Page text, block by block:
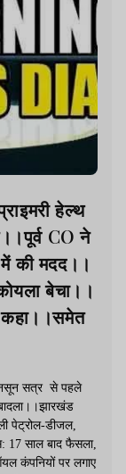
हेल्थ
CO ने
की मदद।।
बेचा।।
सत्र से पहले
पेट्रोल-डीजल,
17 साल बाद फैसला,
कंपनियों पर लगाए